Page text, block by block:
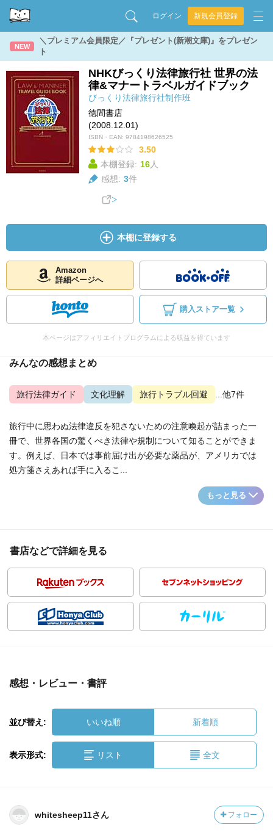
ログイン 新規会員登録
NEW
＼プレミアム会員限定／『プレゼント(新潮文庫)』をプレゼン
ト
NHKびっくり法律旅行社 世界の法
律&マナートラベルガイドブック
びっくり法律旅行社制作班
徳間書店
(2008.12.01)
ISBN・EAN: 9784198626525
3.50
本棚登録: 16人
感想: 3件
本棚に登録する
Amazon
詳細ページへ
購入ストア一覧
本ページはアフィリエイトプログラムによる収益を得ています
みんなの感想まとめ
旅行法律ガイド 文化理解 旅行トラブル回避 ...他7件
旅行中に思わぬ法律違反を犯さないための注意喚起が詰まった一
冊で、世界各国の驚くべき法律や規制について知ることができま
す。例えば、日本では事前届け出が必要な薬品が、アメリカでは
処方箋さえあれば手に入るこ...
もっと見る
書店などで詳細を見る
感想・レビュー・書評
並び替え: いいね順 新着順
表示形式: リスト 全文
whitesheep11さん フォロー